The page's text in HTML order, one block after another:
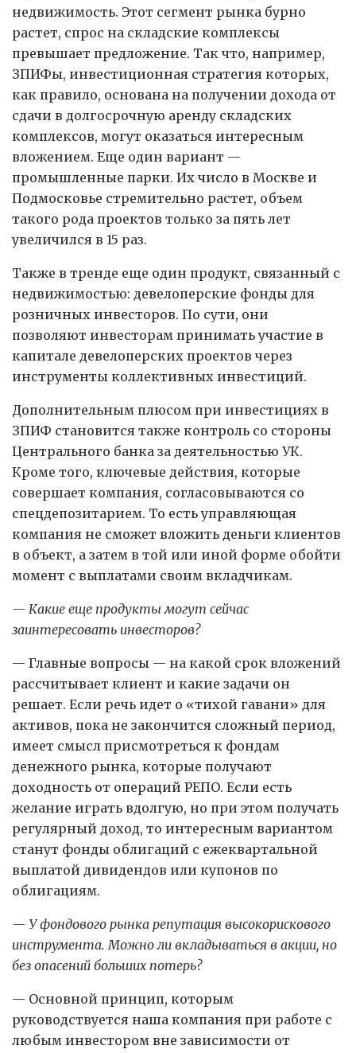
недвижимость. Этот сегмент рынка бурно
растет, спрос на складские комплексы
превышает предложение. Так что, например,
ЗПИФы, инвестиционная стратегия которых,
как правило, основана на получении дохода от
сдачи в долгосрочную аренду складских
комплексов, могут оказаться интересным
вложением. Еще один вариант —
промышленные парки. Их число в Москве и
Подмосковье стремительно растет, объем
такого рода проектов только за пять лет
увеличился в 15 раз.
Также в тренде еще один продукт, связанный с
недвижимостью: девелоперские фонды для
розничных инвесторов. По сути, они
позволяют инвесторам принимать участие в
капитале девелоперских проектов через
инструменты коллективных инвестиций.
Дополнительным плюсом при инвестициях в
ЗПИФ становится также контроль со стороны
Центрального банка за деятельностью УК.
Кроме того, ключевые действия, которые
совершает компания, согласовываются со
спецдепозитарием. То есть управляющая
компания не сможет вложить деньги клиентов
в объект, а затем в той или иной форме обойти
момент с выплатами своим вкладчикам.
— Какие еще продукты могут сейчас
заинтересовать инвесторов?
— Главные вопросы — на какой срок вложений
рассчитывает клиент и какие задачи он
решает. Если речь идет о «тихой гавани» для
активов, пока не закончится сложный период,
имеет смысл присмотреться к фондам
денежного рынка, которые получают
доходность от операций РЕПО. Если есть
желание играть вдолгую, но при этом получать
регулярный доход, то интересным вариантом
станут фонды облигаций с ежеквартальной
выплатой дивидендов или купонов по
облигациям.
— У фондового рынка репутация высокорискового
инструмента. Можно ли вкладываться в акции, но
без опасений больших потерь?
— Основной принцип, которым
руководствуется наша компания при работе с
любым инвестором вне зависимости от